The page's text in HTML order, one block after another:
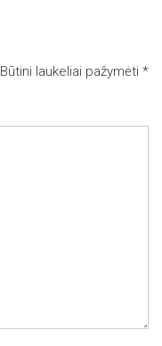
Būtini laukeliai pažymėti *